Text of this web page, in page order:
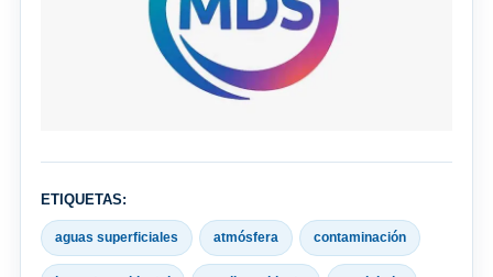
ETIQUETAS:
aguas superficiales atmósfera contaminación